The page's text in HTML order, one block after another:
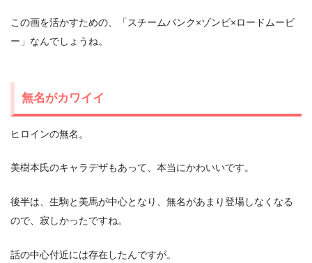
この画を活かすための、「スチームパンク×ゾンビ×ロードムービ
ー」なんでしょうね。
無名がカワイイ
ヒロインの無名。
美樹本氏のキャラデザもあって、本当にかわいいです。
後半は、生駒と美馬が中心となり、無名があまり登場しなくなる
ので、寂しかったですね。
話の中心付近には存在したんですが。